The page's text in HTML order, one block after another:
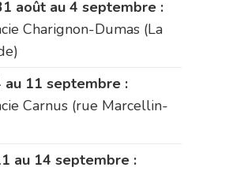
août au 4 septembre :
Charignon-Dumas (La
au 11 septembre :
Carnus (rue Marcellin-
au 14 septembre :